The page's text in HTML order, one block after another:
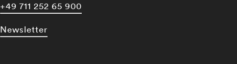
+49 711 252 65 900
Newsletter